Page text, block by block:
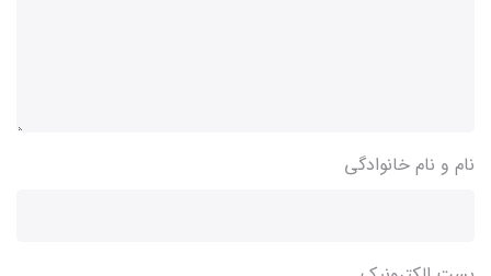
نام و نام خانوادگی